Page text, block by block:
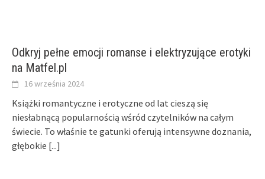
Odkryj pełne emocji romanse i elektryzujące erotyki
na Matfel.pl
16 września 2024
Książki romantyczne i erotyczne od lat cieszą się
niesłabnącą popularnością wśród czytelników na całym
świecie. To właśnie te gatunki oferują intensywne doznania,
głębokie [...]